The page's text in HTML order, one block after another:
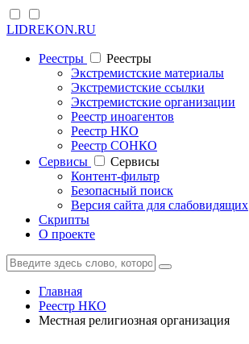
LIDREKON.RU
Реестры
Реестры
Экстремистские материалы
Экстремистские ссылки
Экстремистские организации
Реестр иноагентов
Реестр НКО
Реестр СОНКО
Cервисы
Cервисы
Контент-фильтр
Безопасный поиск
Версия сайта для слабовидящих
Скрипты
О проекте
Главная
Реестр НКО
Местная религиозная организация